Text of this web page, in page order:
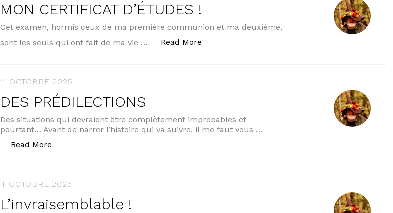
MON CERTIFICAT D’ÉTUDES !
Cet examen, hormis ceux de ma première communion et ma deuxième,
sont les seuls qui ont fait de ma vie …
Read More
11 OCTOBRE 2025
DES PRÉDILECTIONS
Des situations qui devraient être complètement improbables et
pourtant… Avant de narrer l’histoire qui va suivre, il me faut vous …
Read More
4 OCTOBRE 2025
L’invraisemblable !